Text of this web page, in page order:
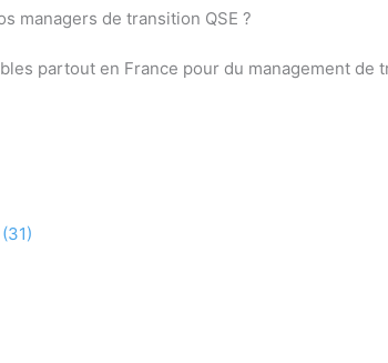
managers de transition QSE ?
partout en France pour du management